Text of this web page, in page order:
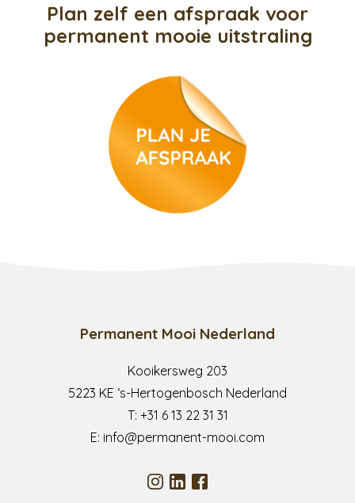
reviews
contact
permanente make-up
medische tatoeage
Plan zelf een afspraak voor
permanent mooie uitstraling
Permanent Mooi Nederland
Kooikersweg 203
5223 KE ‘s-Hertogenbosch Nederland
T: +31 6 13 22 31 31
E: info@permanent-mooi.com